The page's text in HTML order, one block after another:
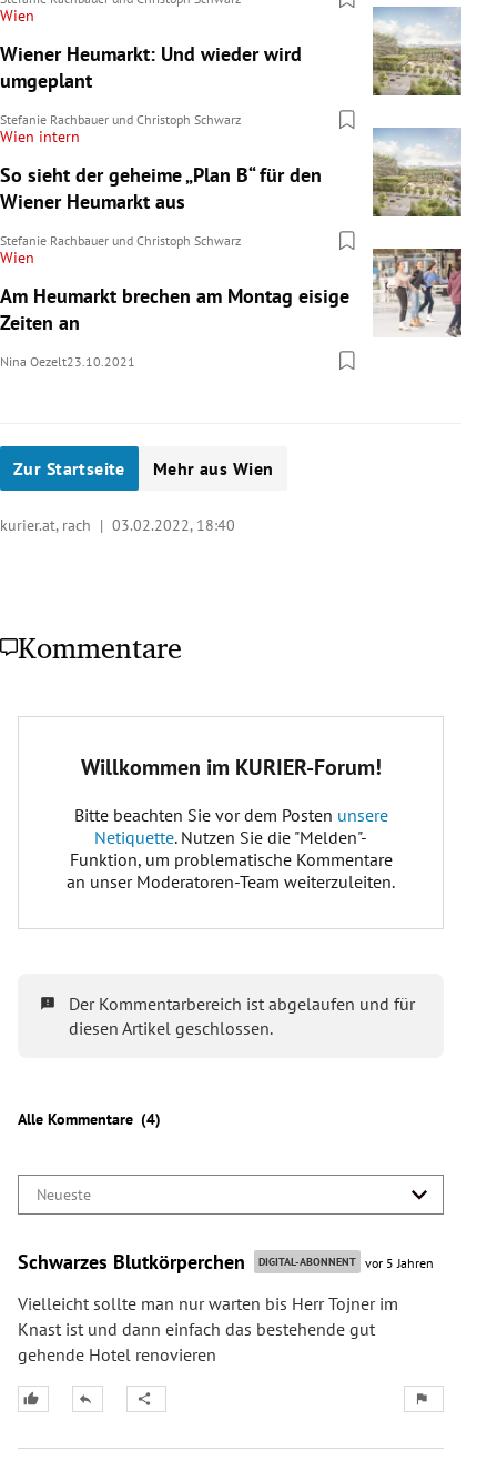
Wien
Wiener Heumarkt: Und wieder wird
umgeplant
Stefanie Rachbauer und Christoph Schwarz
Wien intern
So sieht der geheime „Plan B“ für den
Wiener Heumarkt aus
Stefanie Rachbauer und Christoph Schwarz
Wien
Am Heumarkt brechen am Montag eisige
Zeiten an
Nina Oezelt23.10.2021
Zur Startseite Mehr aus Wien
kurier.at, rach | 03.02.2022, 18:40
Kommentare